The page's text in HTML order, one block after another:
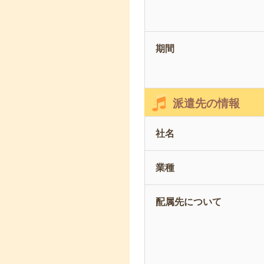
期間
派遣先の情報
社名
業種
配属先について